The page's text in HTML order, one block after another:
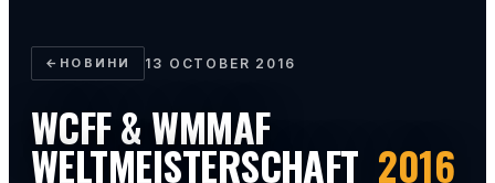
← НОВИНИ 13 OCTOBER 2016
WCFF & WMMAF
WELTMEISTERSCHAFT 2016